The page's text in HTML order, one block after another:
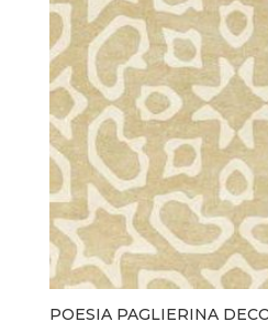
POESIA PAGLIERINA